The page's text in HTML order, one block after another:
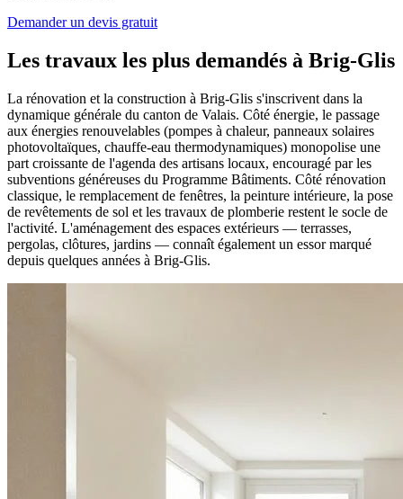
Demander un devis gratuit
Les travaux les plus demandés à Brig-Glis
La rénovation et la construction à Brig-Glis s'inscrivent dans la
dynamique générale du canton de Valais. Côté énergie, le passage
aux énergies renouvelables (pompes à chaleur, panneaux solaires
photovoltaïques, chauffe-eau thermodynamiques) monopolise une
part croissante de l'agenda des artisans locaux, encouragé par les
subventions généreuses du Programme Bâtiments. Côté rénovation
classique, le remplacement de fenêtres, la peinture intérieure, la pose
de revêtements de sol et les travaux de plomberie restent le socle de
l'activité. L'aménagement des espaces extérieurs — terrasses,
pergolas, clôtures, jardins — connaît également un essor marqué
depuis quelques années à Brig-Glis.